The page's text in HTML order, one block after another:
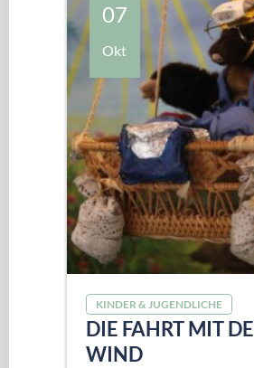
07
Okt
KINDER & JUGENDLICHE
DIE FAHRT MIT
WIND